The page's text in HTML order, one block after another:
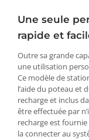
Une seule
rapide et
Outre sa grande
une utilisation
Ce modèle de
l’aide du poteau et
recharge et inclus
être effectuée par
recharge est
la connecter au